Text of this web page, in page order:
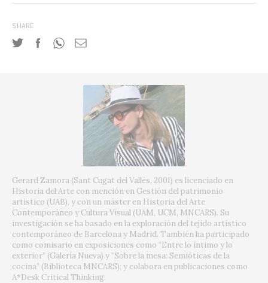
SHARE
Gerard Zamora (Sant Cugat del Vallès, 2001) es licenciado en
Historia del Arte con mención en Gestión del patrimonio
artístico (UAB), y con un máster en Historia del Arte
Contemporáneo y Cultura Visual (UAM, UCM, MNCARS). Su
investigación se ha basado en la exploración del tejido artístico
contemporáneo de Barcelona y Madrid. También ha participado
como comisario en exposiciones como “Entre lo íntimo y lo
exterior” (Galería Nueva) y “Sobre la mesa: Semióticas de la
cocina” (Biblioteca MNCARS); y colabora en publicaciones como
A*Desk Critical Thinking.